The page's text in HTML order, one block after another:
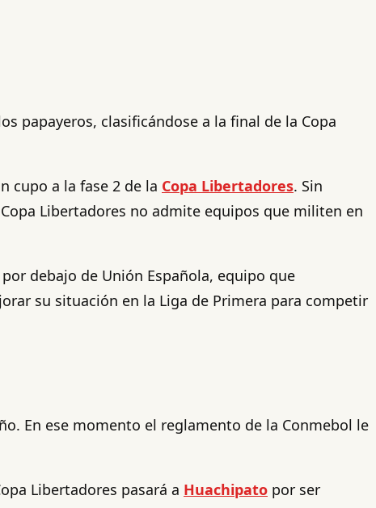
papayeros, clasificándose a la final de la Copa
cupo a la fase 2 de la Copa Libertadores. Sin
Libertadores no admite equipos que militen en
debajo de Unión Española, equipo que
su situación en la Liga de Primera para competir
En ese momento el reglamento de la Conmebol le
Libertadores pasará a Huachipato por ser